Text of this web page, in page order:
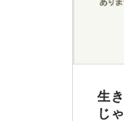
生
じ